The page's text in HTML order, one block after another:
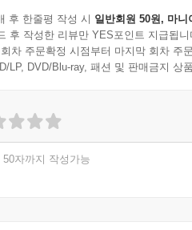
후 한줄평 작성 시 일반회원 50원, 마니
후 작성한 리뷰만 YES포인트 지급됩니
차 주문확정 시점부터 마지막 회차 주
LP, DVD/Blu-ray, 패션 및 판매금지 상
50자까지 작성가능